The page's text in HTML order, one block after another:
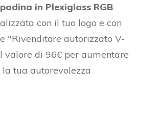
in Plexiglass RGB
con il tuo logo e con
"Rivenditore autorizzato V-
valore di 96€ per aumentare
la tua autorevolezza